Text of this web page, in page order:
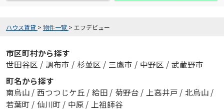
ハウス賃貸 > 物件一覧 > エフデビュー
市区町村から探す
世田谷区 / 調布市 / 杉並区 / 三鷹市 / 中野区 / 武蔵野市
町名から探す
南烏山 / 西つつじケ丘 / 給田 / 菊野台 / 上高井戸 / 北烏山 /
若葉町 / 仙川町 / 中原 / 上祖師谷